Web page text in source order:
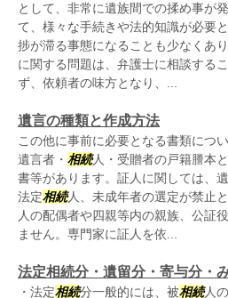
として、非常に遺族間での揉め事が
て、様々な手続きや法的知識が必要
捗が滞る事態になることも少なくあ
に関する問題は、弁護士に相談する
ず、依頼者の味方となり、...
遺言の種類と作成方法
この他に事前に必要となる書類につ
遺言者・ 相続人・受贈者の戸籍謄本
書等があります。証人に関しては、
法定相続人、未成年者の選定が禁止
人の配偶者や四親等内の親族、公証
ません。専門家に証人を依...
法定相続分・遺留分・寄与分・
・法定相続分一般的には、被相続人